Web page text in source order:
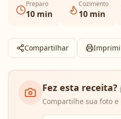
Preparo
10 min
Cozimento
10 min
Compartilhar
Fez esta receita?
Compartilhe sua foto